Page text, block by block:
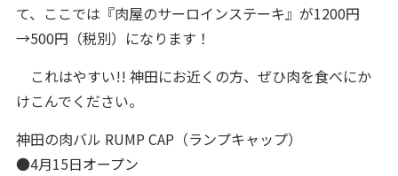
て、ここでは『肉屋のサーロインステーキ』が1200円
→500円（税別）になります！
これはやすい!! 神田にお近くの方、ぜひ肉を食べにか
けこんでください。
神田の肉バル RUMP CAP（ランプキャップ）
●4月15日オープン